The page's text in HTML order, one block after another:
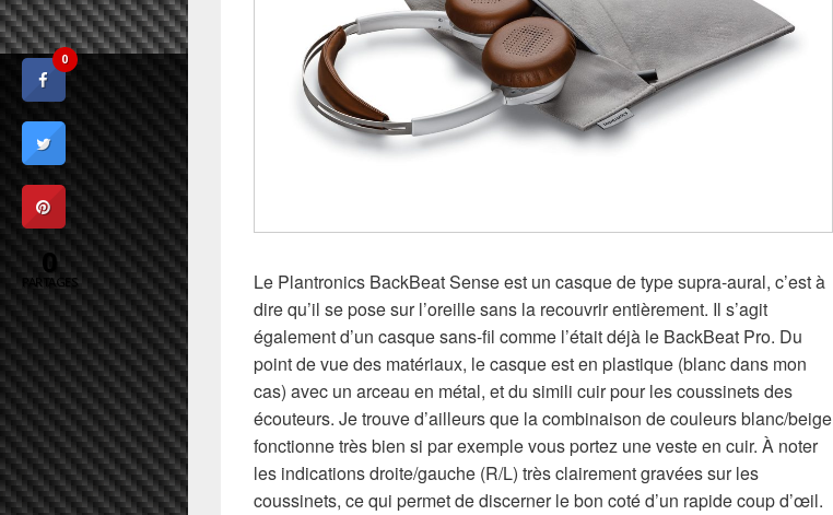
Le Plantronics BackBeat Sense est un casque de type supra-aural, c’est à
dire qu’il se pose sur l’oreille sans la recouvrir entièrement. Il s’agit
également d’un casque sans-fil comme l’était déjà le BackBeat Pro. Du
point de vue des matériaux, le casque est en plastique (blanc dans mon
cas) avec un arceau en métal, et du simili cuir pour les coussinets des
écouteurs. Je trouve d’ailleurs que la combinaison de couleurs blanc/beige
fonctionne très bien si par exemple vous portez une veste en cuir. À noter
les indications droite/gauche (R/L) très clairement gravées sur les
coussinets, ce qui permet de discerner le bon coté d’un rapide coup d’œil.
0
0
PARTAGES